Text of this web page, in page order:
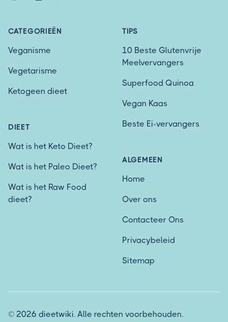
CATEGORIEËN
Veganisme
Vegetarisme
Ketogeen dieet
DIEET
Wat is het Keto Dieet?
Wat is het Paleo Dieet?
Wat is het Raw Food
dieet?
TIPS
10 Beste Glutenvrije
Meelvervangers
Superfood Quinoa
Vegan Kaas
Beste Ei-vervangers
ALGEMEEN
Home
Over ons
Contacteer Ons
Privacybeleid
Sitemap
© 2026 dieetwiki. Alle rechten voorbehouden.